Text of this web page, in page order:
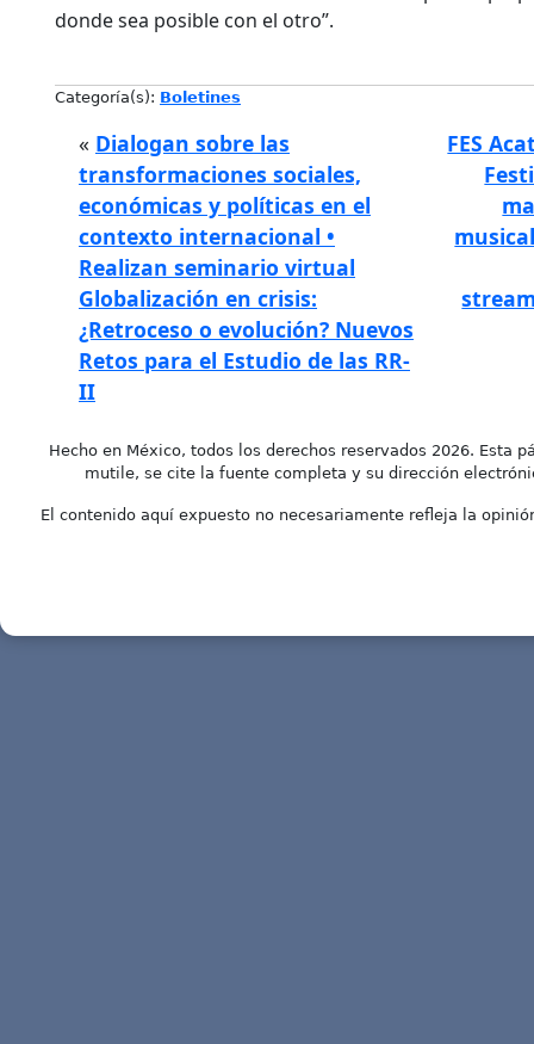
donde sea posible con el otro”.
Categoría(s): Boletines
« Dialogan sobre las
transformaciones sociales,
económicas y políticas en el
contexto internacional •
Realizan seminario virtual
Globalización en crisis:
¿Retroceso o evolución? Nuevos
Retos para el Estudio de las RR-
II
FES
Hecho en México, todos los derechos reservados 2026. Esta
mutile, se cite la fuente completa y su dirección
El contenido aquí expuesto no necesariamente refleja la